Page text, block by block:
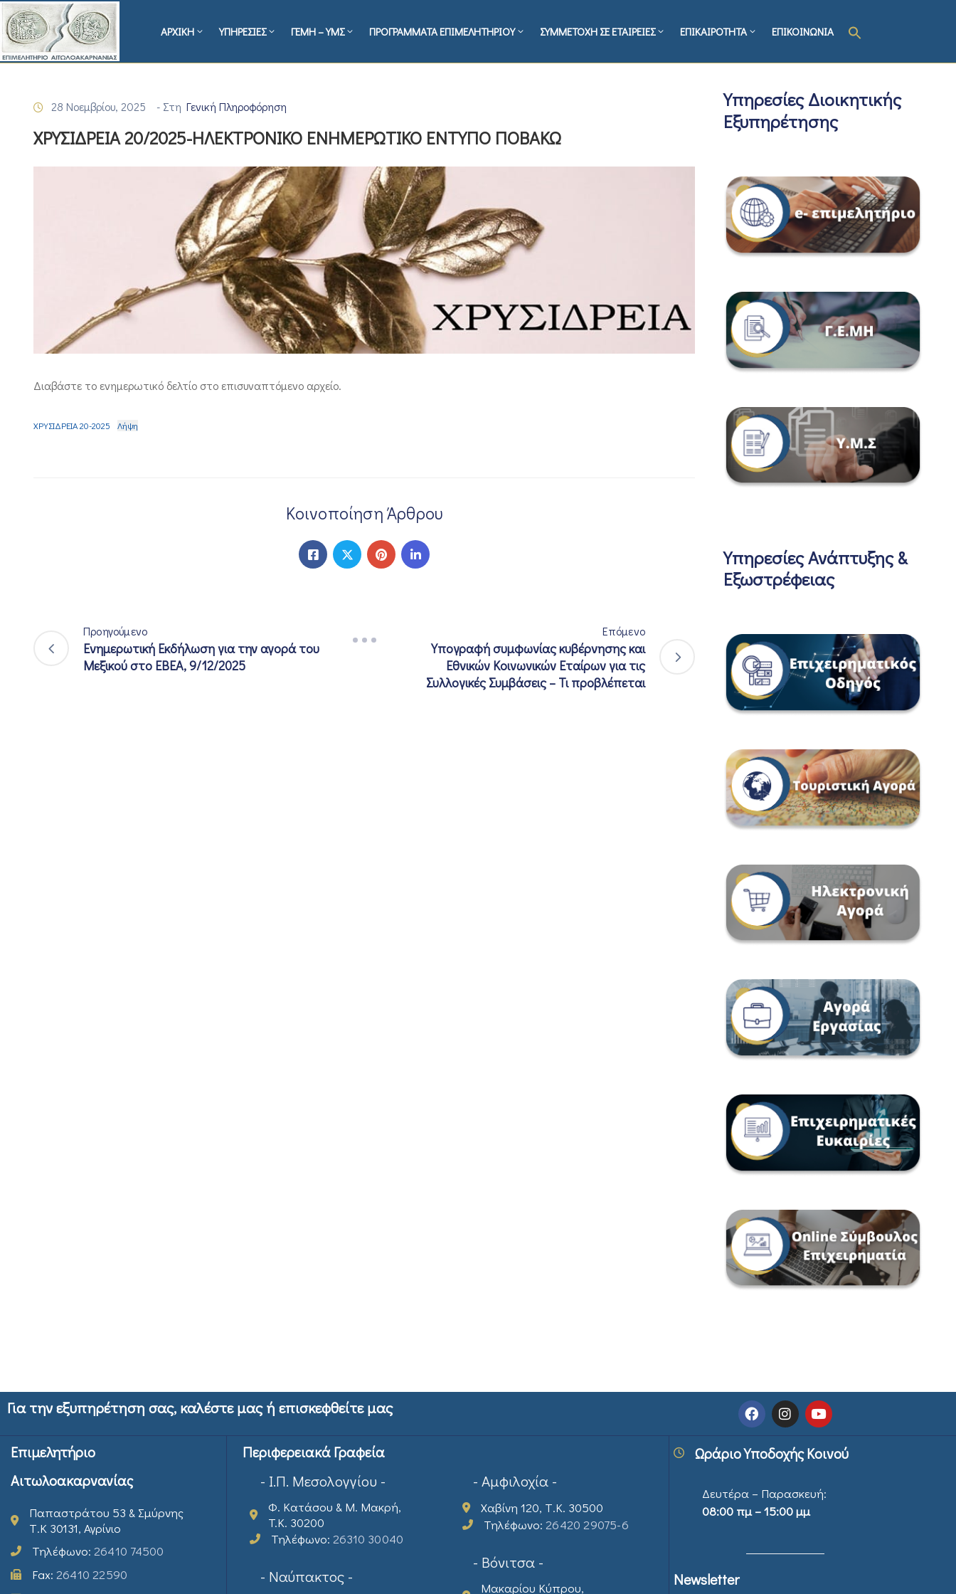
ΑΡΧΙΚΗ ΥΠΗΡΕΣΙΕΣ ΓΕΜΗ – ΥΜΣ ΠΡΟΓΡΑΜΜΑΤΑ ΕΠΙΜΕΛΗΤΗΡΙΟΥ ΣΥΜΜΕΤΟΧΗ ΣΕ ΕΤΑΙΡΕΙΕΣ ΕΠΙΚΑΙΡΟΤΗΤΑ ΕΠΙΚΟΙΝΩΝΙΑ
28 Νοεμβρίου, 2025 - Στη Γενική Πληροφόρηση
ΧΡΥΣΙΔΡΕΙΑ 20/2025-ΗΛΕΚΤΡΟΝΙΚΟ ΕΝΗΜΕΡΩΤΙΚΟ ΕΝΤΥΠΟ ΠΟΒΑΚΩ
Διαβάστε το ενημερωτικό δελτίο στο επισυναπτόμενο αρχείο.
ΧΡΥΣΙΔΡΕΙΑ 20-2025 Λήψη
Κοινοποίηση Άρθρου
Προηγούμενο
Ενημερωτική Εκδήλωση για την αγορά του
Μεξικού στο ΕΒΕΑ, 9/12/2025
Επόμενο
Υπογραφή συμφωνίας κυβέρνησης και
Εθνικών Κοινωνικών Εταίρων για τις
Συλλογικές Συμβάσεις – Τι προβλέπεται
Υπηρεσίες Διοικητικής
Εξυπηρέτησης
Υπηρεσίες Ανάπτυξης &
Εξωστρέφειας
Για την εξυπηρέτηση σας, καλέστε μας ή επισκεφθείτε μας
Επιμελητήριο
Αιτωλοακαρνανίας
Παπαστράτου 53 & Σμύρνης
Τ.Κ 30131, Αγρίνιο
Τηλέφωνο: 26410 74500
Fax: 26410 22590
Περιφερειακά Γραφεία
- Ι.Π. Μεσολογγίου -
Φ. Κατάσου & Μ. Μακρή,
T.K. 30200
Τηλέφωνο: 26310 30040
- Ναύπακτος -
- Αμφιλοχία -
Χαβίνη 120, Τ.Κ. 30500
Τηλέφωνο:26420 29075-6
- Βόνιτσα -
Μακαρίου Κύπρου,
Ωράριο Υποδοχής Κοινού
Δευτέρα – Παρασκευή:
08:00 πμ – 15:00 μμ
Newsletter